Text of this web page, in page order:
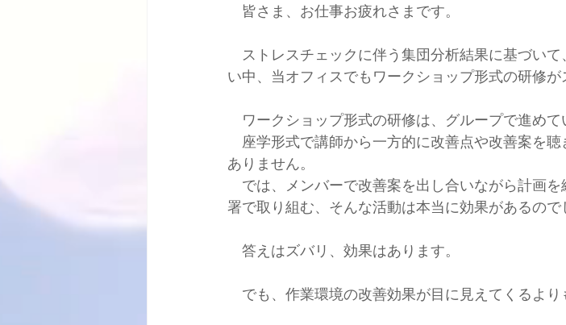
皆さま、お仕事お疲れさまです。
ストレスチェックに伴う集団分析結果に基づい
い中、当オフィスでもワークショップ形式の研修が
ワークショップ形式の研修は、グループで進めて
座学形式で講師から一方的に改善点や改善案を
ありません。
では、メンバーで改善案を出し合いながら計画
署で取り組む、そんな活動は本当に効果があるので
答えはズバリ、効果はあります。
でも、作業環境の改善効果が目に見えてくるより